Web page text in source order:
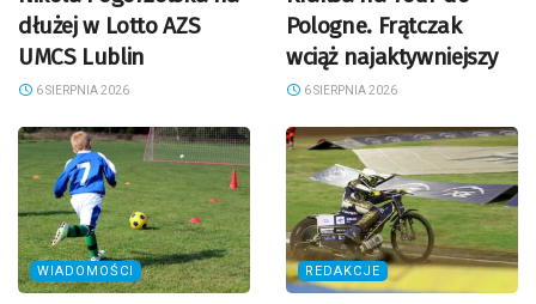
dłużej w Lotto AZS
UMCS Lublin
6 SIERPNIA 2026
Pologne. Frątczak
wciąż najaktywniejszy
6 SIERPNIA 2026
WIADOMOŚCI REDAKCJE